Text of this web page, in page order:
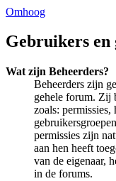
Omhoog
Gebruikers en
Wat zijn Beheerders?
Beheerders zijn
gehele forum. Zij
zoals: permissies,
permissies zijn
aan hen heeft
van de eigenaar,
in de forums.